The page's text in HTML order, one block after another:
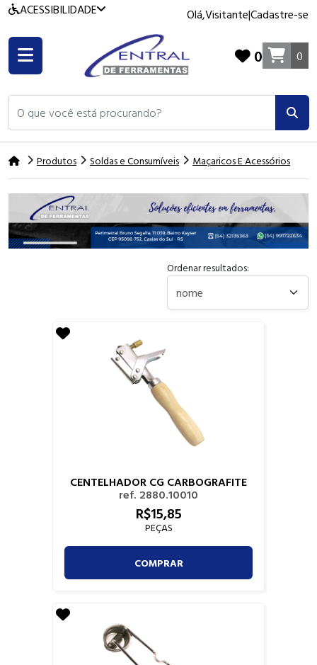
ACESSIBILIDADE Olá,Visitante|Cadastre-se
O que você está procurando?
0 0
Produtos Soldas e Consumíveis Maçaricos E Acessórios
Ordenar resultados:
CENTELHADOR CG CARBOGRAFITE
ref. 2880.10010
R$15,85
PEÇAS
COMPRAR